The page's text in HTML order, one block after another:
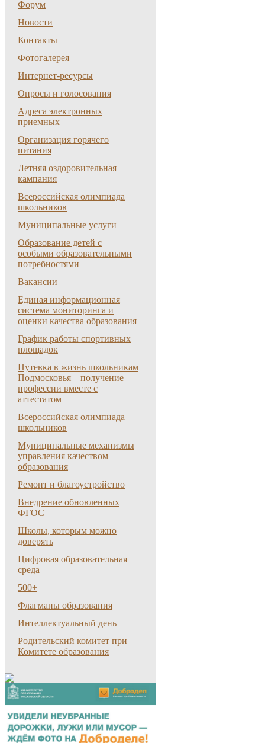
Форум
Новости
Контакты
Фотогалерея
Интернет-ресурсы
Опросы и голосования
Адреса электронных
приемных
Организация горячего
питания
Летняя оздоровительная
кампания
Всероссийская олимпиада
школьников
Муниципальные услуги
Образование детей с
особыми образовательными
потребностями
Вакансии
Единая информационная
система мониторинга и
оценки качества образования
График работы спортивных
площадок
Путевка в жизнь школьникам
Подмосковья – получение
профессии вместе с
аттестатом
Всероссийская олимпиада
школьников
Муниципальные механизмы
управления качеством
образования
Ремонт и благоустройство
Внедрение обновленных
ФГОС
Школы, которым можно
доверять
Цифровая образовательная
среда
500+
Флагманы образования
Интеллектуальный день
Родительский комитет при
Комитете образования